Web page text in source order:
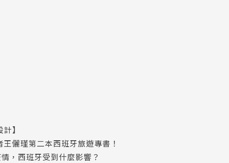
】
儷瑾第二本西班牙旅遊專書！
，西班牙受到什麼影響？